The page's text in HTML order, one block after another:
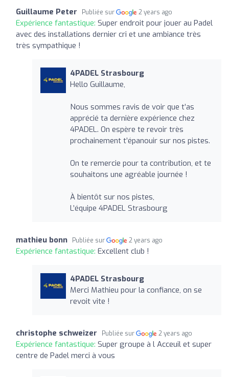
Guillaume Peter Publiée sur 2 years ago
Expérience fantastique: Super endroit pour jouer au Padel
avec des installations dernier cri et une ambiance très
très sympathique !
4PADEL Strasbourg
Hello Guillaume,
Nous sommes ravis de voir que t’as
apprécié ta dernière expérience chez
4PADEL. On espère te revoir très
prochainement t’épanouir sur nos pistes.
On te remercie pour ta contribution, et te
souhaitons une agréable journée !
À bientôt sur nos pistes,
L’équipe 4PADEL Strasbourg
mathieu bonn Publiée sur 2 years ago
Expérience fantastique: Excellent club !
4PADEL Strasbourg
Merci Mathieu pour la confiance, on se
revoit vite !
christophe schweizer Publiée sur 2 years ago
Expérience fantastique: Super groupe à l Acceuil et super
centre de Padel merci à vous